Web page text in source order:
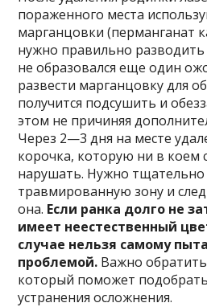
пораженного места
марганцовки (перманганат
нужно правильно
не образовался еще один
развести марганцовку для
получится подсушить и
этом не причиняя
Через 2—3 дня на месте
корочка, которую ни в коем
нарушать. Нужно тщательно
травмированную зону и
она. Если ранка долго не
имеет неестественный
случае нельзя самому
проблемой. Важно
который поможет
устранения осложнения.